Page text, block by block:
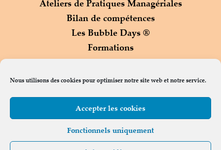
Nous utilisons des cookies pour optimiser notre site web et notre service.
Accepter les cookies
Fonctionnels uniquement
Ateliers de Pratiques Managériales
Bilan de compétences
Les Bubble Days ®
Formations
Process Com ®
Contact
© Copyright oddoconseils.com 2023